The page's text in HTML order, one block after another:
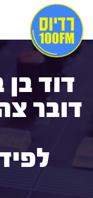
דוד
דובר